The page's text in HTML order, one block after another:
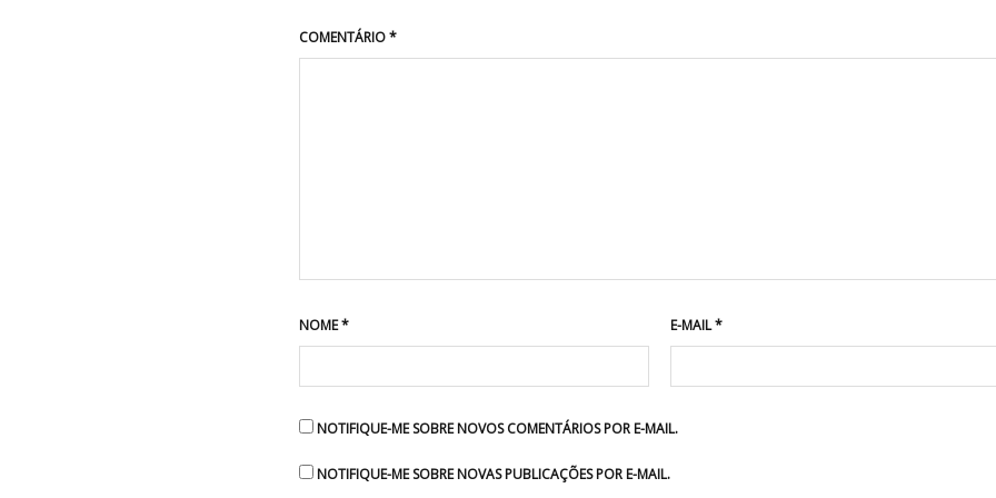
COMENTÁRIO*
NOME* E-MAIL*
NOTIFIQUE-ME SOBRE NOVOS COMENTÁRIOS POR E-MAIL.
NOTIFIQUE-ME SOBRE NOVAS PUBLICAÇÕES POR E-MAIL.